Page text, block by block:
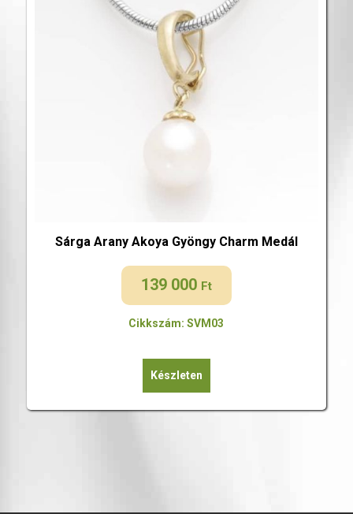
Sárga Arany Akoya Gyöngy Charm Medál
139 000 Ft
Cikkszám: SVM03
Készleten